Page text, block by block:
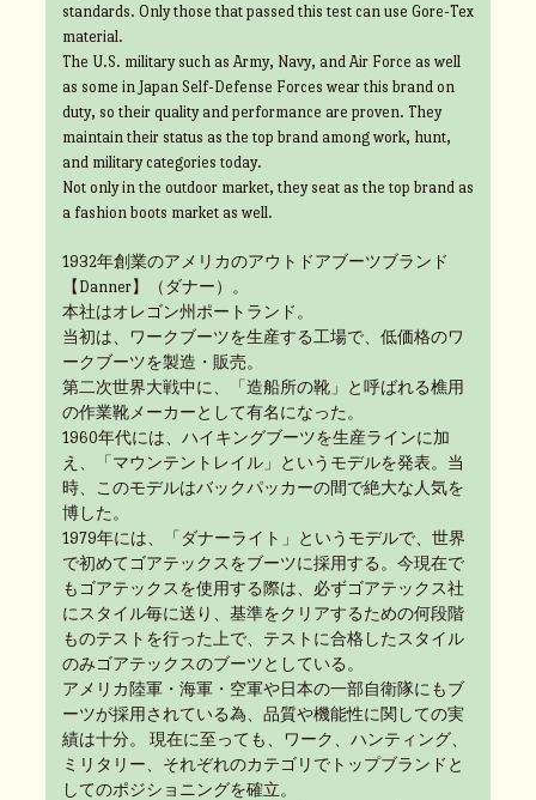
standards. Only those that passed this test can use Gore-Tex
material.
The U.S. military such as Army, Navy, and Air Force as well
as some in Japan Self-Defense Forces wear this brand on
duty, so their quality and performance are proven. They
maintain their status as the top brand among work, hunt,
and military categories today.
Not only in the outdoor market, they seat as the top brand as
a fashion boots market as well.
1932年創業のアメリカのアウトドアブーツブランド
【Danner】（ダナー）。
本社はオレゴン州ポートランド。
当初は、ワークブーツを生産する工場で、低価格のワ
ークブーツを製造・販売。
第二次世界大戦中に、「造船所の靴」と呼ばれる樵用
の作業靴メーカーとして有名になった。
1960年代には、ハイキングブーツを生産ラインに加
え、「マウンテントレイル」というモデルを発表。当
時、このモデルはバックパッカーの間で絶大な人気を
博した。
1979年には、「ダナーライト」というモデルで、世界
で初めてゴアテックスをブーツに採用する。今現在で
もゴアテックスを使用する際は、必ずゴアテックス社
にスタイル毎に送り、基準をクリアするための何段階
ものテストを行った上で、テストに合格したスタイル
のみゴアテックスのブーツとしている。
アメリカ陸軍・海軍・空軍や日本の一部自衛隊にもブ
ーツが採用されている為、品質や機能性に関しての実
績は十分。 現在に至っても、ワーク、ハンティング、
ミリタリー、それぞれのカテゴリでトップブランドと
してのポジショニングを確立。